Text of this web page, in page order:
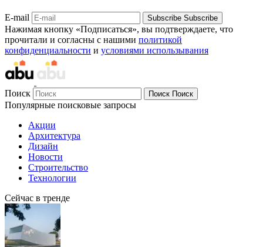
E-mail Subscribe Subscribe
Нажимая кнопку «Подписаться», вы подтверждаете, что
прочитали и согласны с нашими политикой
конфиденциальности и условиями использывания
Поиск Поиск Поиск
Популярные поисковые запросы
Акции
Архитектура
Дизайн
Новости
Строительство
Технологии
Сейчас в тренде